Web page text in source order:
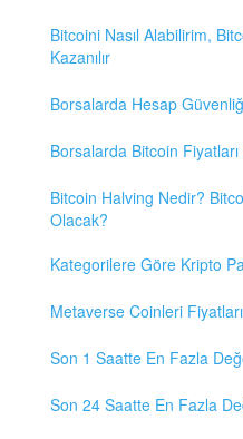
Bitcoini Nasıl Alabilirim,
Kazanılır
Borsalarda Hesap
Borsalarda Bitcoin Fiyatları
Bitcoin Halving Nedir?
Olacak?
Kategorilere Göre Kripto
Metaverse Coinleri Fiyatları
Son 1 Saatte En Fazla
Son 24 Saatte En Fazla